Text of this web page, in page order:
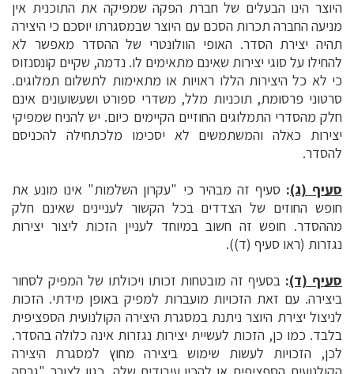
היוצר הינו הבעלים של חברת הפקה שמפיקה את התוכנית אין
מניעה החברה תכרות הסכם עם היוצר שבמסגרתו יוסכם כי היצירה
תהיה יצירת הסדר. האופי הוולונטרי של ההסדר מאפשר לא
להחילו על סוגי יצירות שאינם מתאימים לו. נדמה, שקיים קונסנזוס
כי לא כל היצירות הללו ראויות או מתאימות לתשלום תמלוגים.
סרטוני פרסומת, תוכניות מלל, משדרי ספורט ושעשועונים אינם
חלק מהסדרי התמלוגים החוזיים הקיימים כיום. יש להניח שמפיקי
יצירות כאלה והמשתמשים לא יסכימו מלכתחילה להכניסם
להסדר.
סעיף (ג): סעיף זה מבהיר כי "עקרון השלמות" אינו מונע את
חופש החוזים של הצדדים בכל הקשור לעניינים שאינם חלק
מההסדר. חופש זה חשוב במיוחד לעניין הזכות ליצור יצירות
נגזרות (ראו סעיף (ד)).
סעיף (ד): בסעיף זה מובטחות זכותו ויכולתו של המפיק לסחור
ביצירה. עם זאת הזכויות מועברות למפיק באופן מידתי. הזכות
לניצול יצירת היוצר ניתנת במסגרת היצירה הקולנועית הספציפית
בלבד. כמו כן, הזכות לעשיית יצירות נגזרות אינה כלולה בהסדר.
לכן, הזכויות לעשות שימוש ביצירה מחוץ למסגרת היצירה